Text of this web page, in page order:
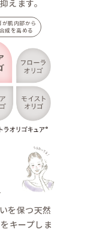
な赤ちゃ
め、
アする